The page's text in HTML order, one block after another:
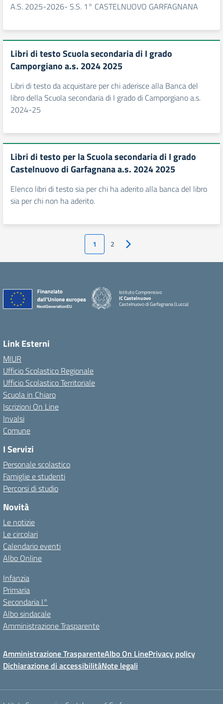
A.S. 2025-2026- S.S. 1° CASTELNUOVO GARFAGNANA
Libri di testo Scuola secondaria di I grado
Camporgiano a.s. 2024 2025
Libri di testo da acquistare per chi aderisce alla Banca del
libro della Scuola secondaria di I grado di Camporgiano a.s.
2024-25
Libri di testo per la Scuola secondaria di I grado
Castelnuovo di Garfagnana a.s. 2024 2025
Elenco libri di testo sia per chi ha aderito alla banca del libro
sia per chi non ha aderito.
1 2 Pagina successiva
Istituto Comprensivo
IC Castelnuovo
Castelnuovo di Garfagnana (Lucca)
Link Esterni
MIUR
Ufficio Scolastico Regionale
Ufficio Scolastico Territoriale
Scuola in Chiaro
Iscrizioni On Line
Invalsi
Comune
I Servizi
Personale scolastico
Famiglie e studenti
Percorsi di studio
Novità
Le notizie
Le circolari
Calendario eventi
Albo Online
Infanzia
Primaria
Secondaria I°
Albo sindacale
Amministrazione Trasparente
Amministrazione TrasparenteAlbo On LinePrivacy policy
Dichiarazione di accessibilitàNote legali